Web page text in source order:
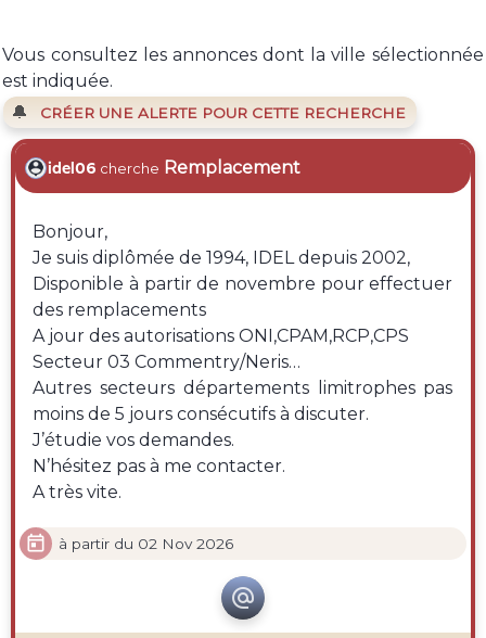
Vous consultez les annonces dont la ville sélectionnée
est indiquée.
🔔 CRÉER UNE ALERTE POUR CETTE RECHERCHE
idel06 cherche Remplacement
Bonjour,
Je suis diplômée de 1994, IDEL depuis 2002,
Disponible à partir de novembre pour effectuer
des remplacements
A jour des autorisations ONI,CPAM,RCP,CPS
Secteur 03 Commentry/Neris…
Autres secteurs départements limitrophes pas
moins de 5 jours consécutifs à discuter.
J’étudie vos demandes.
N’hésitez pas à me contacter.
A très vite.
 à partir du 02 Nov 2026
